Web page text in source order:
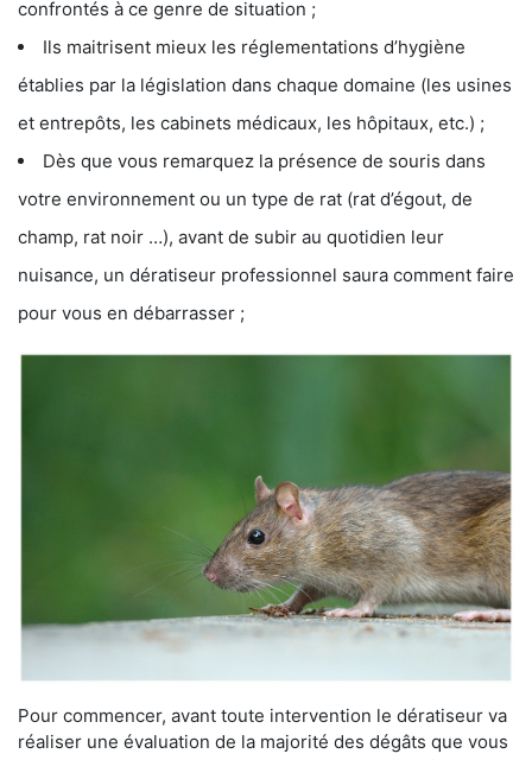
confrontés à ce genre de situation ;
Ils maitrisent mieux les réglementations d’hygiène
établies par la législation dans chaque domaine (les usines
et entrepôts, les cabinets médicaux, les hôpitaux, etc.) ;
Dès que vous remarquez la présence de souris dans
votre environnement ou un type de rat (rat d’égout, de
champ, rat noir …), avant de subir au quotidien leur
nuisance, un dératiseur professionnel saura comment faire
pour vous en débarrasser ;
Pour commencer, avant toute intervention le dératiseur va
réaliser une évaluation de la majorité des dégâts que vous